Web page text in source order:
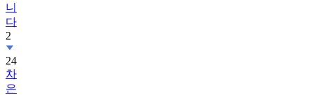
니
다
2
24
차
은